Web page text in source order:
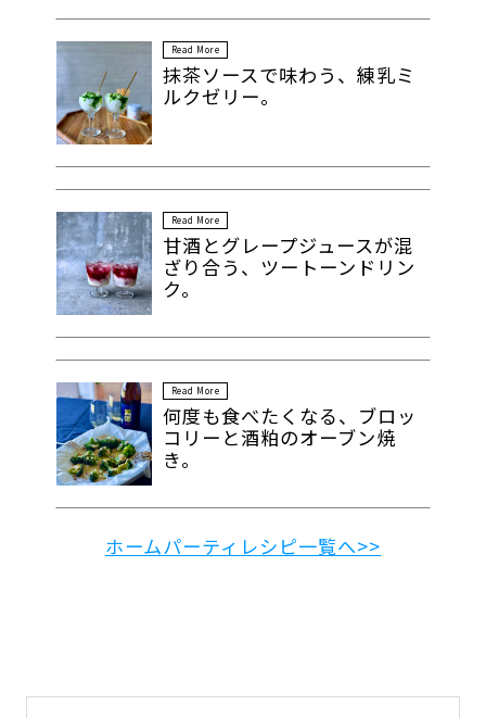
Read More
抹茶ソースで味わう、練乳ミ
ルクゼリー。
Read More
甘酒とグレープジュースが混
ざり合う、ツートーンドリン
ク。
Read More
何度も食べたくなる、ブロッ
コリーと酒粕のオーブン焼
き。
ホームパーティレシピ一覧へ>>